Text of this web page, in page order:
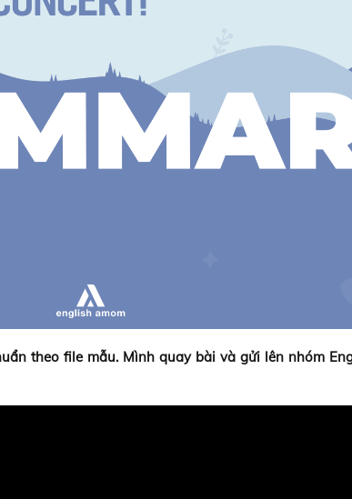
theo file mẫu. Mình quay bài và gửi lên nhóm